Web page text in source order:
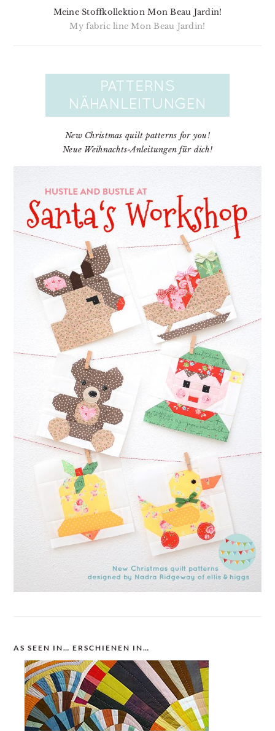
Meine Stoffkollektion Mon Beau Jardin!
My fabric line Mon Beau Jardin!
New Christmas quilt patterns for you!
Neue Weihnachts-Anleitungen für dich!
AS SEEN IN… ERSCHIENEN IN…